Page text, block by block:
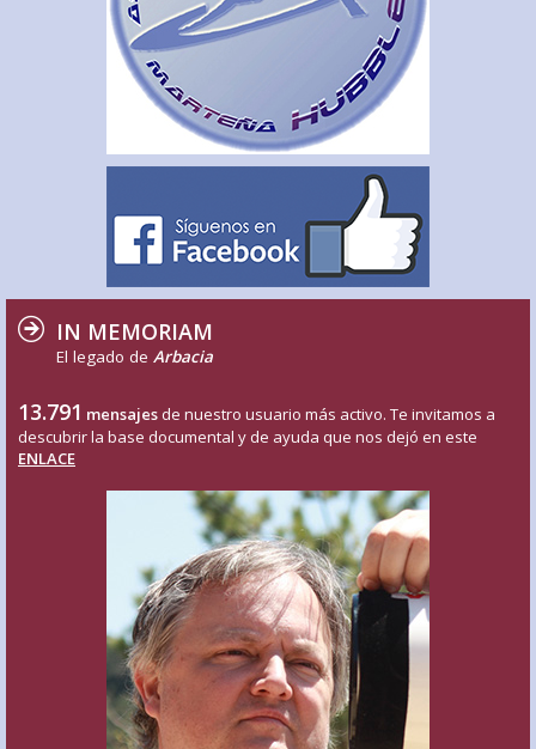
IN MEMORIAM
El legado de Arbacia
13.791 mensajes de nuestro usuario más activo. Te invitamos a
descubrir la base documental y de ayuda que nos dejó en este
ENLACE